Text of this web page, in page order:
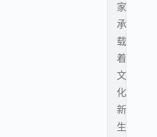
家
承
载
着
文
化
新
生